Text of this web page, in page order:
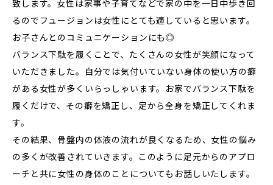
致します。女性は家事や子育てなどで家の中を一日中歩き回
るのでフュージョンは女性にとても適していると思います。
お子さんとのコミュニケーションにも◎
バランス下駄を履くことで、たくさんの女性が笑顔になって
いただきました。自分では気付いていない身体の使い方の癖
がある女性が多くいらっしゃいます。お家でバランス下駄を
履くだけで、その癖を矯正し、足から全身を矯正してくれま
す。
その結果、骨盤内の体液の流れが良くなるため、女性の悩み
の多くが改善されていきます。このように足元からのアプロ
ーチと共に女性の身体のことについてもお話しいたします。